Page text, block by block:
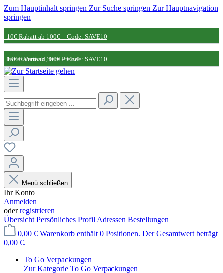
Zum Hauptinhalt springen Zur Suche springen Zur Hauptnavigation
springen
10€ Rabatt ab 100€ – Code: SAVE10
Fairer Versand, faire Preise!
Nachhaltige Partnerschaft
10€ Rabatt ab 100€ – Code: SAVE10
Fairer Versand, faire Preise!
Nachhaltige Partnerschaft
Menü schließen
Ihr Konto
Anmelden
oderregistrieren
Übersicht Persönliches Profil Adressen Bestellungen
0,00 € Warenkorb enthält 0 Positionen. Der Gesamtwert beträgt
0,00 €.
To Go Verpackungen
Zur Kategorie To Go Verpackungen